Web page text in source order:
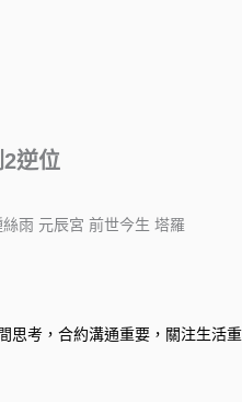
逆位
思考，合約溝通重要，關注生活重